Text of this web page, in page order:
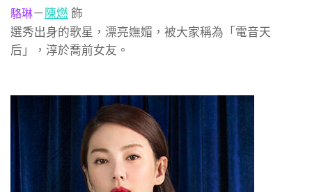
駱琳－ 陳燃 飾
選秀出身的歌星，漂亮嫵媚，被大家稱為「電音天
后」，淳於喬前女友。